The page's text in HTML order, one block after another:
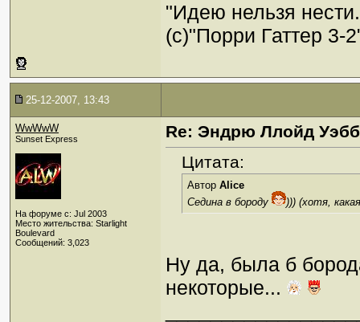
"Идею нельзя
(c)"Порри Гаттер 3-
25-12-2007, 13:43
WwWwW
Sunset Express
На форуме с: Jul 2003
Место жительства: Starlight
Boulevard
Сообщений: 3,023
Re: Эндрю Ллойд
Цитата:
Автор Alice
Седина в бороду
))) (хотя,
Ну да, была б
некоторые...